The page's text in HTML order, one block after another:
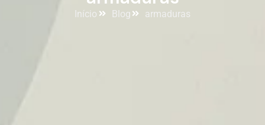
Início Blog armaduras